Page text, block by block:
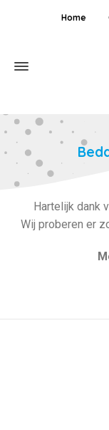
Home
Hartelijk dank
Wij proberen er